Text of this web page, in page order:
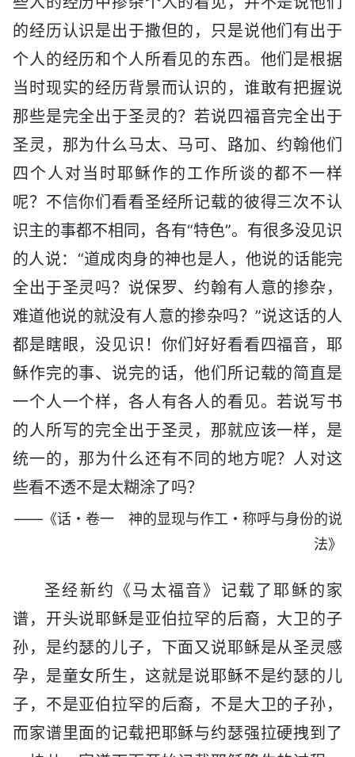
的经历认识是出于撒但的，只是说他们有出于
个人的经历和个人所看见的东西。他们是根据
当时现实的经历背景而认识的，谁敢有把握说
那些是完全出于圣灵的？若说四福音完全出于
圣灵，那为什么马太、马可、路加、约翰他们
四个人对当时耶稣作的工作所谈的都不一样
呢？不信你们看看圣经所记载的彼得三次不认
识主的事都不相同，各有“特色”。有很多没见识
的人说：“道成肉身的神也是人，他说的话能完
全出于圣灵吗？说保罗、约翰有人意的掺杂，
难道他说的就没有人意的掺杂吗？”说这话的人
都是瞎眼，没见识！你们好好看看四福音，耶
稣作完的事、说完的话，他们所记载的简直是
一个人一个样，各人有各人的看见。若说写书
的人所写的完全出于圣灵，那就应该一样，是
统一的，那为什么还有不同的地方呢？人对这
些看不透不是太糊涂了吗？
——《话・卷一 神的显现与作工・称呼与身份的说
法》
圣经新约《马太福音》记载了耶稣的家
谱，开头说耶稣是亚伯拉罕的后裔，大卫的子
孙，是约瑟的儿子，下面又说耶稣是从圣灵感
孕，是童女所生，这就是说耶稣不是约瑟的儿
子，不是亚伯拉罕的后裔，不是大卫的子孙，
而家谱里面的记载把耶稣与约瑟强拉硬拽到了